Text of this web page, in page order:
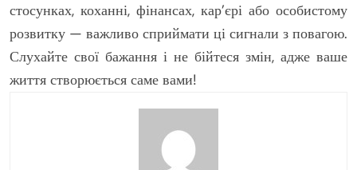
стосунках, коханні, фінансах, кар’єрі або особистому
розвитку — важливо сприймати ці сигнали з повагою.
Слухайте свої бажання і не бійтеся змін, адже ваше
життя створюється саме вами!